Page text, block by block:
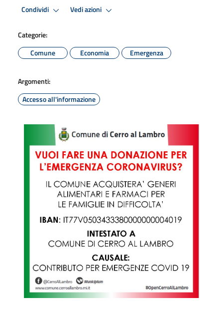
Condividi Vedi azioni
Categorie:
Comune
Economia Emergenza
Argomenti:
Accesso all'informazione